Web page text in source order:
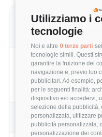
Utilizziamo i
tecnologie
Noi e altre 0 terze parti
tecnologie simili. Questi
garantire la fruizione dei
navigazione e, previo tuo
pubblicitari. Ad esempio,
per le seguenti finalità:
dispositivo e/o accedervi,
selezione della pubblicità,
personalizzata, utilizzare
pubblicità personalizzata,
personalizzazione dei
Valutazione
Consulting di
2.6/5 Basato
Benefits &